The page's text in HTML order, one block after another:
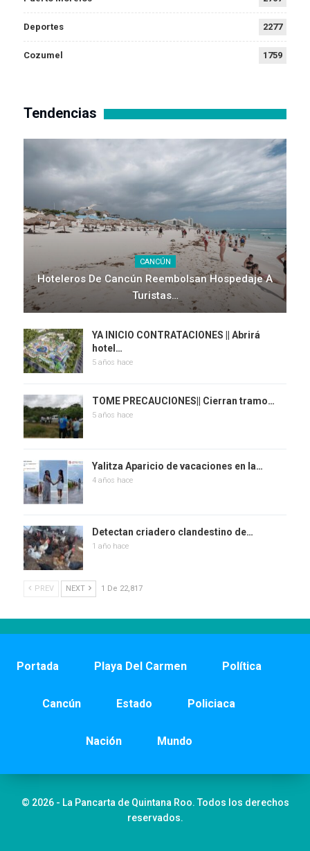
Deportes 2277
Cozumel 1759
Tendencias
CANCÚN
Hoteleros De Cancún Reembolsan Hospedaje A
Turistas…
YA INICIO CONTRATACIONES || Abrirá
hotel…
5 años hace
TOME PRECAUCIONES|| Cierran tramo…
5 años hace
Yalitza Aparicio de vacaciones en la…
4 años hace
Detectan criadero clandestino de…
1 año hace
PREV NEXT 1 De 22,817
Portada Playa Del Carmen Política
Cancún Estado Policiaca
Nación Mundo
© 2026 - La Pancarta de Quintana Roo. Todos los derechos
reservados.